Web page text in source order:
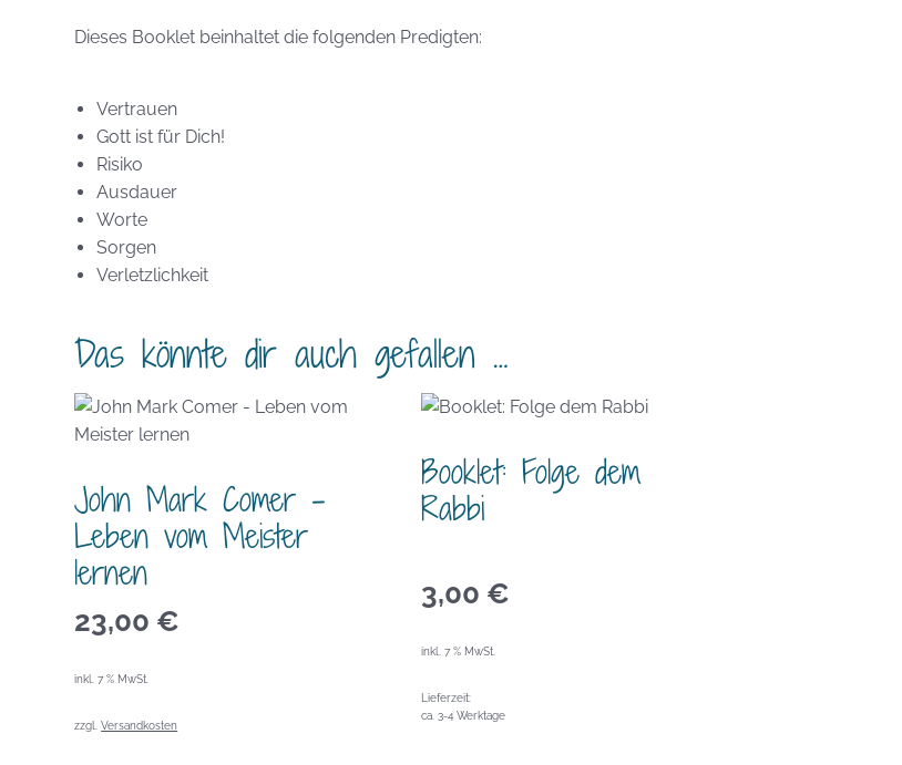
Dieses Booklet beinhaltet die folgenden Predigten:
Vertrauen
Gott ist für Dich!
Risiko
Ausdauer
Worte
Sorgen
Verletzlichkeit
Das könnte dir auch gefallen …
John Mark Comer –
Leben vom Meister
lernen
23,00 €
inkl. 7 % MwSt.
zzgl.Versandkosten
Booklet: Folge dem
Rabbi
3,00 €
inkl. 7 % MwSt.
Lieferzeit:
ca. 3-4 Werktage